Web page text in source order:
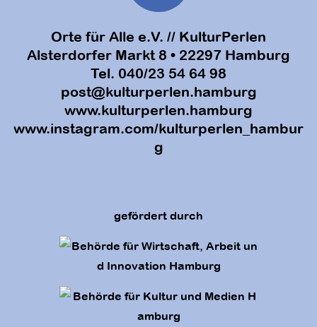
Orte für Alle e.V. // KulturPerlen
Alsterdorfer Markt 8 • 22297 Hamburg
Tel. 040/23 54 64 98
post@kulturperlen.hamburg
www.kulturperlen.hamburg
www.instagram.com/kulturperlen_hambur
g
gefördert durch